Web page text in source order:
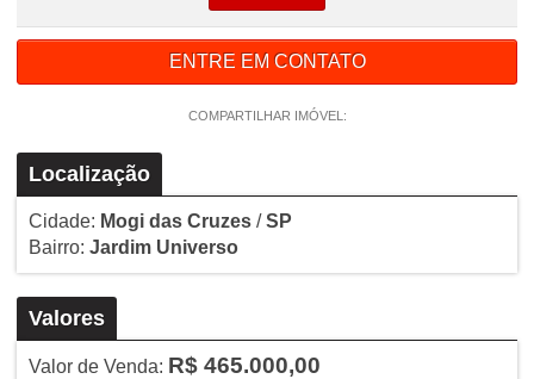
ENTRE EM CONTATO
COMPARTILHAR IMÓVEL:
Localização
Cidade: Mogi das Cruzes/SP
Bairro: Jardim Universo
Valores
Valor de Venda: R$ 465.000,00